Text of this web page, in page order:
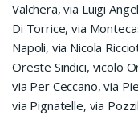
Valchera, via Luigi
Di Torrice, via
Napoli, via Nicola
Oreste Sindici, vicolo
via Per Ceccano, via
via Pignatelle, via